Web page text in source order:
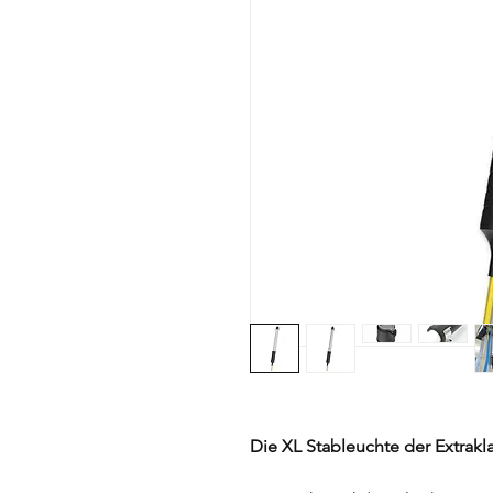
Die XL Stableuchte der